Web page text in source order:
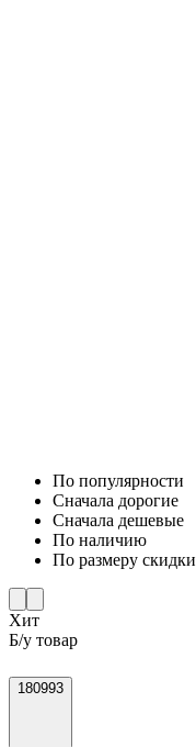
По популярности
Cначала дорогие
Cначала дешевые
По наличию
По размеру скидки
Хит
Б/у товар
180993